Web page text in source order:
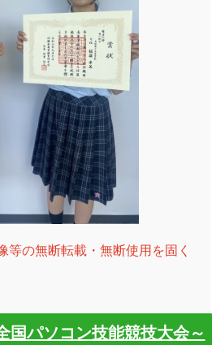
の無断転載・無断使用を固く
国パソコン技能競技大会～